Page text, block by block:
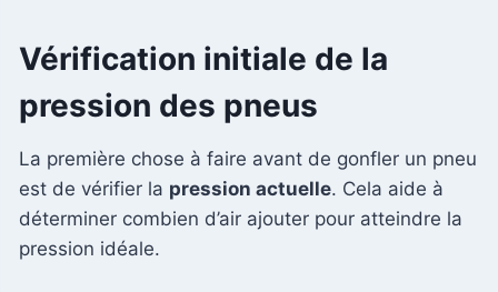
Vérification initiale de la
pression des pneus
La première chose à faire avant de gonfler un pneu
est de vérifier la pression actuelle. Cela aide à
déterminer combien d’air ajouter pour atteindre la
pression idéale.